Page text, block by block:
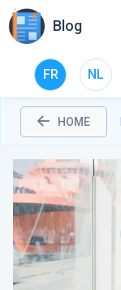
Blog
FR NL
HOME